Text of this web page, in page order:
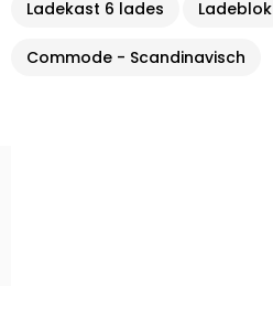
Ladekast 6 lades Ladeblok
Commode - Scandinavisch